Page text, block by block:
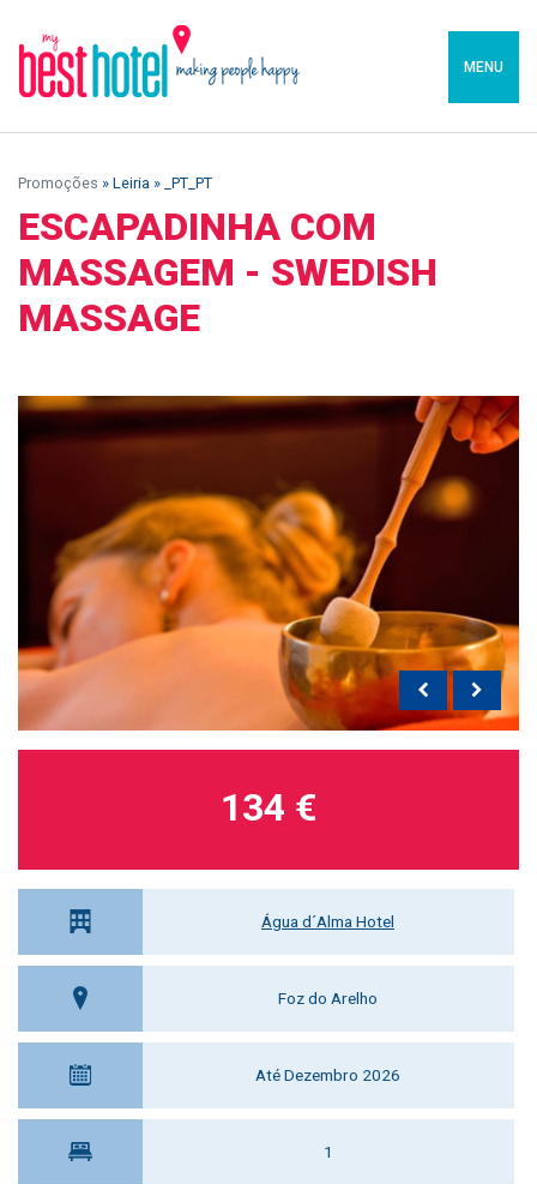
MENU
Promoções » Leiria » _PT_PT
ESCAPADINHA COM
MASSAGEM - SWEDISH
MASSAGE
Água d´Alma Hotel
Foz do Arelho
Até Dezembro 2026
1
134 €